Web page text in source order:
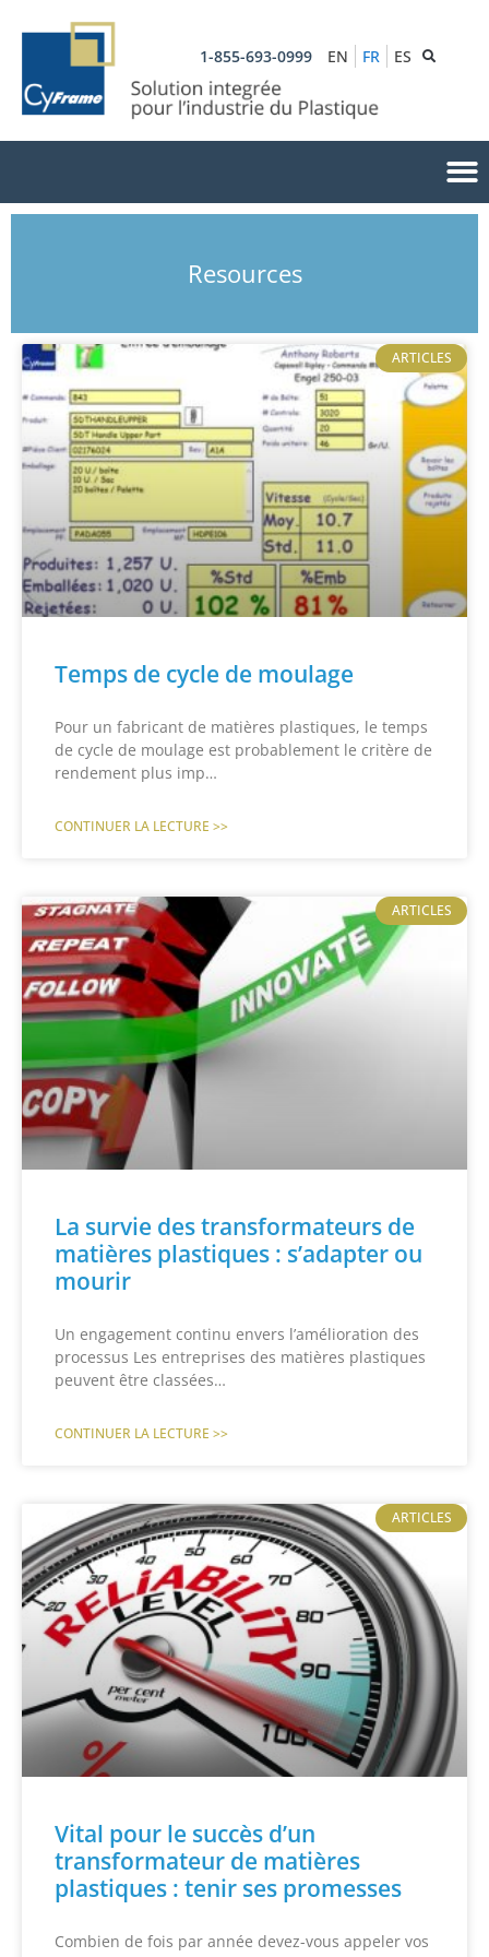
1-855-693-0999 EN FR ES
Resources
ARTICLES
Temps de cycle de moulage
Pour un fabricant de matières plastiques, le temps
de cycle de moulage est probablement le critère de
rendement plus imp…
CONTINUER LA LECTURE >>
ARTICLES
La survie des transformateurs de
matières plastiques : s’adapter ou
mourir
Un engagement continu envers l’amélioration des
processus Les entreprises des matières plastiques
peuvent être classées…
CONTINUER LA LECTURE >>
ARTICLES
Vital pour le succès d’un
transformateur de matières
plastiques : tenir ses promesses
Combien de fois par année devez-vous appeler vos